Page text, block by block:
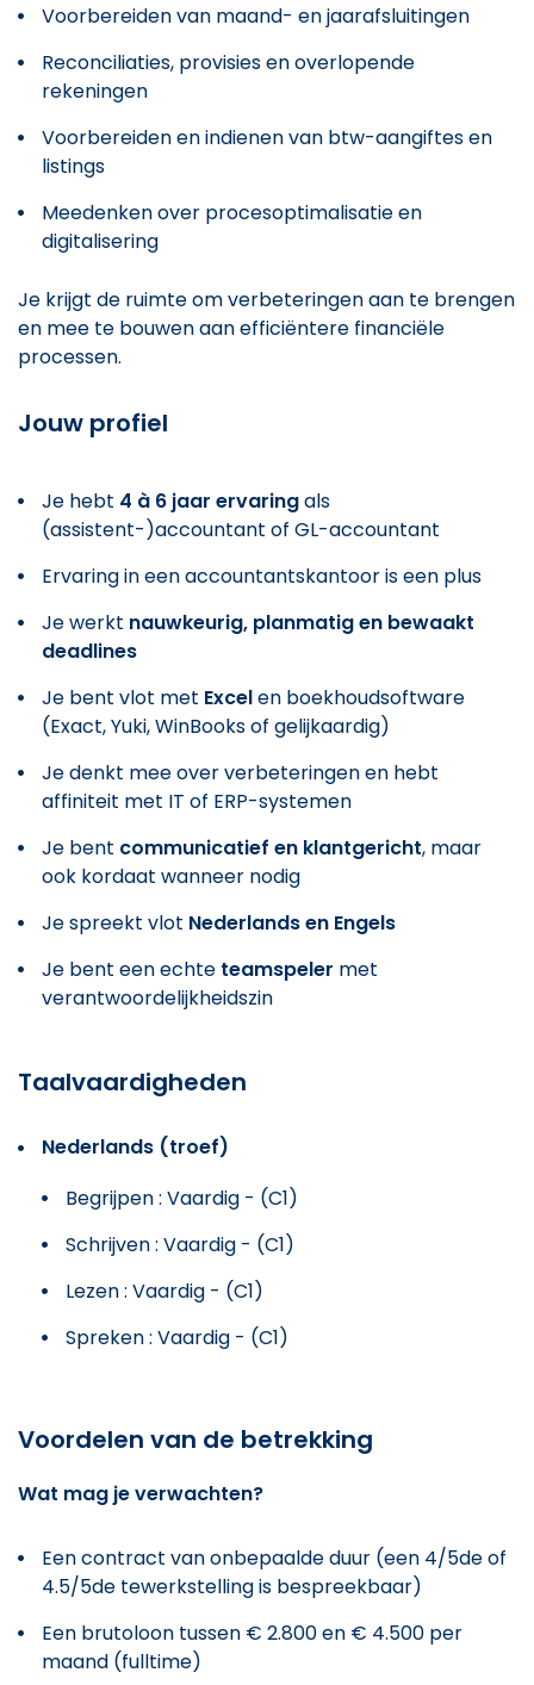
Voorbereiden van maand- en jaarafsluitingen
Reconciliaties, provisies en overlopende
rekeningen
Voorbereiden en indienen van btw-aangiftes en
listings
Meedenken over procesoptimalisatie en
digitalisering
Je krijgt de ruimte om verbeteringen aan te brengen
en mee te bouwen aan efficiëntere financiële
processen.
Jouw profiel
Je hebt 4 à 6 jaar ervaringals
(assistent-)accountant of GL-accountant
Ervaring in een accountantskantoor is een plus
Je werkt nauwkeurig, planmatig en bewaakt
deadlines
Je bent vlot met Excelen boekhoudsoftware
(Exact, Yuki, WinBooks of gelijkaardig)
Je denkt mee over verbeteringen en hebt
affiniteit met IT of ERP-systemen
Je bent communicatief en klantgericht, maar
ook kordaat wanneer nodig
Je spreekt vlot Nederlands en Engels
Je bent een echte teamspeler met
verantwoordelijkheidszin
Taalvaardigheden
Nederlands (troef)
Begrijpen : Vaardig - (C1)
Schrijven : Vaardig - (C1)
Lezen : Vaardig - (C1)
Spreken : Vaardig - (C1)
Voordelen van de betrekking
Wat mag je verwachten?
Een contract van onbepaalde duur (een 4/5de of
4.5/5de tewerkstelling is bespreekbaar)
Een brutoloon tussen € 2.800 en € 4.500 per
maand (fulltime)